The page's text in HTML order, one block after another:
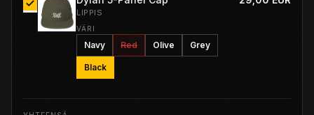
LIPPIS
VÄRI
Navy Red Olive Grey
Black